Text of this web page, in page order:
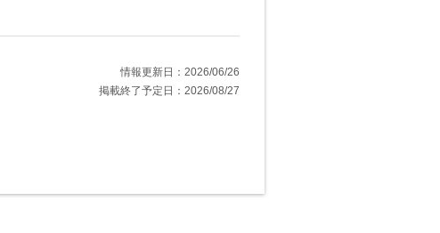
情報更新日：2026/06/26
掲載終了予定日：2026/08/27